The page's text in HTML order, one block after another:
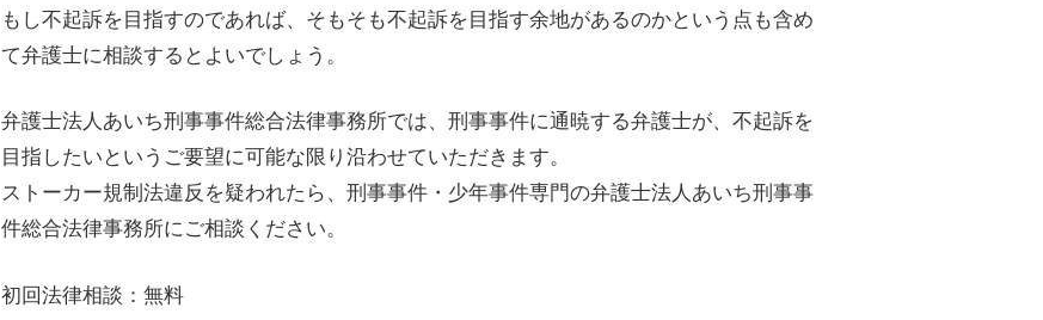
もし不起訴を目指すのであれば、そもそも不起訴を目指す余地があるのかという点も含め
て弁護士に相談するとよいでしょう。
弁護士法人あいち刑事事件総合法律事務所では、刑事事件に通暁する弁護士が、不起訴を
目指したいというご要望に可能な限り沿わせていただきます。
ストーカー規制法違反を疑われたら、刑事事件・少年事件専門の弁護士法人あいち刑事事
件総合法律事務所にご相談ください。
初回法律相談：無料